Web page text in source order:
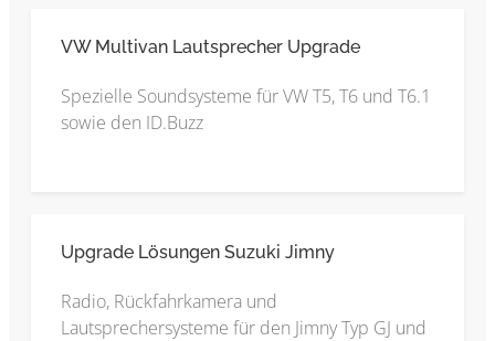
VW Multivan Lautsprecher Upgrade
Spezielle Soundsysteme für VW T5, T6 und T6.1
sowie den ID.Buzz
Upgrade Lösungen Suzuki Jimny
Radio, Rückfahrkamera und
Lautsprechersysteme für den Jimny Typ GJ und